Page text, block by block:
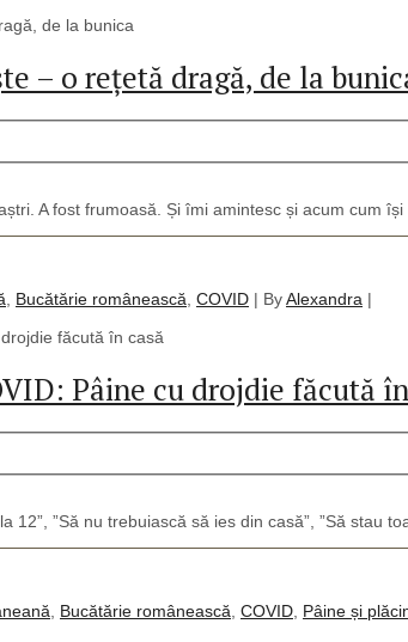
– o rețetă dragă, de la
A fost frumoasă. Și îmi amintesc și acum cum
Bucătărie românească COVID | ByAlexandra |
Pâine cu drojdie făcută
12”, ”Să nu trebuiască să ies din casă”, ”Să stau
Bucătărie românească COVID Pâine și